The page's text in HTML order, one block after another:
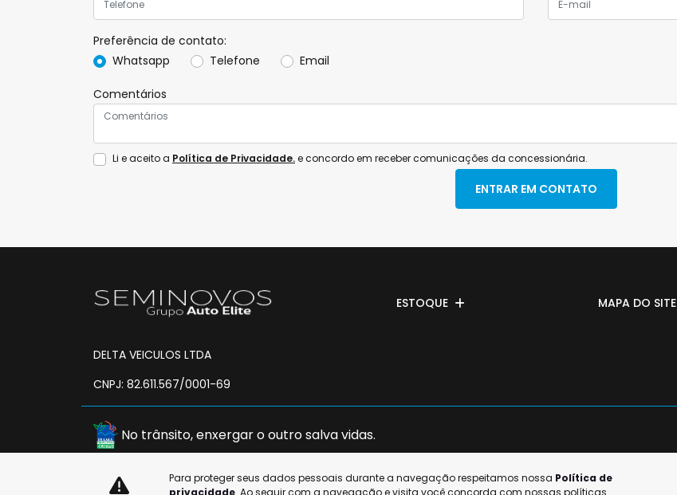
Preferência de contato:
Whatsapp
Telefone Email
Comentários
Li e aceito a Política de Privacidade.e concordo em receber comunicações da concessionária.
ENTRAR EM CONTATO
ESTOQUE MAPA DO SITE
DELTA VEICULOS LTDA
CNPJ: 82.611.567/0001-69
No trânsito, enxergar o outro salva vidas.
Para proteger seus dados pessoais durante a navegação respeitamos nossa Política de
privacidade . Ao seguir com a navegação e visita você concorda com nossas políticas.